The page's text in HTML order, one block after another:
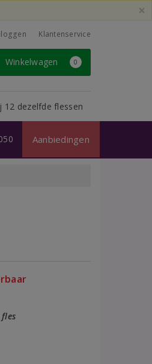
×
Klantenservice
Winkelwagen 0
12 dezelfde flessen
Aanbiedingen